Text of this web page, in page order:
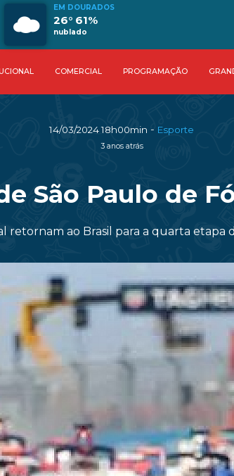
EM DOURADOS
26° 61%
nublado
COMERCIAL PROGRAMAÇÃO
14/03/2024 18h00min - Esporte
3 anos atrás
São Paulo de
retornam ao Brasil para a quarta etapa